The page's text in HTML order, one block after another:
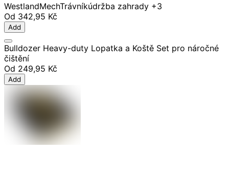
WestlandMechTrávníkúdržba zahrady +3
Od 342,95 Kč
Add
Bulldozer Heavy-duty Lopatka a Koště Set pro náročné
čištění
Od 249,95 Kč
Add